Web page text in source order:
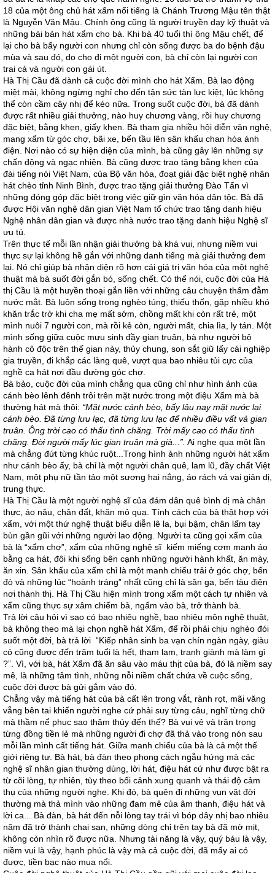
18 của một ông chủ hát xẩm nổi tiếng là Chánh Trương Mậu tên thật
là Nguyễn Văn Mậu. Chính ông cũng là người truyền dạy kỹ thuật và
những bài bản hát xẩm cho bà. Khi bà 40 tuổi thì ông Mậu chết, để
lại cho bà bẩy người con nhưng chỉ còn sống được ba do bệnh đậu
mùa và sau đó, do cho đi một người con, bà chỉ còn lại người con
trai cả và người con gái út.
Hà Thị Cầu đã dành cả cuộc đời mình cho hát Xẩm. Bà lao động
miệt mài, không ngừng nghỉ cho đến tận sức tàn lực kiệt, lúc không
thể còn cầm cây nhị để kéo nữa. Trong suốt cuộc đời, bà đã dành
được rất nhiều giải thưởng, nào huy chương vàng, rồi huy chương
đặc biệt, bằng khen, giấy khen. Bà tham gia nhiều hội diễn văn nghệ,
mang xẩm từ góc chợ, bãi xe, bến tầu lên sân khấu chan hòa ánh
điện. Nơi nào có sự hiện diện của mình, bà cũng gây lên những sự
chấn động và ngạc nhiên. Bà cũng được trao tặng bằng khen của
đài tiếng nói Việt Nam, của Bộ văn hóa, đoạt giải đặc biệt nghệ nhân
hát chèo tỉnh Ninh Bình, được trao tặng giải thưởng Đào Tấn vì
những đóng góp đặc biệt trong việc giữ gìn văn hóa dân tộc. Bà đã
được Hội văn nghệ dân gian Việt Nam tổ chức trao tặng danh hiệu
Nghệ nhân dân gian và được nhà nước trao tặng danh hiệu Nghệ sĩ
ưu tú.
Trên thực tế mỗi lần nhận giải thưởng bà khá vui, nhưng niềm vui
thực sự lại không hề gắn với những danh tiếng mà giải thưởng đem
lại. Nó chỉ giúp bà nhận diện rõ hơn cái giá trị văn hóa của một nghệ
thuật mà bà suốt đời gắn bó, sống chết. Có thể nói, cuộc đời của Hà
thị Cầu là một huyền thoại gắn liền với những câu chuyện thấm đẫm
nước mắt. Bà luôn sống trong nghèo túng, thiếu thốn, gặp nhiều khó
khăn trắc trở khi cha mẹ mất sớm, chồng mất khi còn rất trẻ, một
mình nuôi 7 người con, mà rồi kẻ còn, người mất, chia lìa, ly tán. Một
mình sống giữa cuộc mưu sinh đầy gian truân, bà như người bộ
hành cô độc trên thế gian này, thủy chung, son sắt giữ lấy cái nghiệp
gia truyền, đi khắp các làng quê, vượt qua bao nhiêu tủi cực của
nghề ca hát nơi đầu đường góc chợ.
Bà bảo, cuộc đời của mình chẳng qua cũng chỉ như hình ảnh của
cánh bèo lênh đênh trôi trên mặt nước trong một điệu Xẩm mà bà
thường hát mà thôi: “Mặt nước cánh bèo, bấy lâu nay mặt nước lại
cánh bèo. Đã từng lưu lạc, đã từng lưu lạc để nhiều điều vất vả gian
truân. Ông trời cao có thấu tình chăng. Trời mấy cao có thấu tình
chăng. Đời người mấy lúc gian truân mà già...”. Ai nghe qua một lần
mà chẳng đứt từng khúc ruột...Trong hình ảnh những người hát xẩm
như cánh bèo ấy, bà chỉ là một người chân quê, lam lũ, đầy chất Việt
Nam, một phụ nữ tần tảo một sương hai nắng, áo rách vá vai giản dị,
trung thực.
Hà Thị Cầu là một người nghệ sĩ của đám dân quê bình dị mà chân
thực, áo nâu, chân đất, khăn mỏ quạ. Tính cách của bà thật hợp với
xẩm, với một thứ nghệ thuật biểu diễn lê la, bụi bậm, chân lấm tay
bùn gần gũi với những người lao động. Người ta cũng gọi xẩm của
bà là “xẩm chợ”, xẩm của những nghệ sĩ kiếm miếng cơm manh áo
bằng ca hát, đôi khi sống bên cạnh những người hành khất, ăn mày,
ăn xin. Sân khấu của xẩm chỉ là một manh chiếu trải ở góc chợ, bến
đò và những lúc “hoành tráng” nhất cũng chỉ là sân ga, bến tàu điện
nơi thành thị. Hà Thị Cầu hiện mình trong xẩm một cách tự nhiên và
xẩm cũng thực sự xâm chiếm bà, ngấm vào bà, trở thành bà.
Trả lời câu hỏi vì sao có bao nhiêu nghề, bao nhiêu môn nghệ thuật,
bà không theo mà lại chọn nghề hát Xẩm, để rồi phải chịu nghèo đói
suốt một đời, bà trả lời “Kiếp nhân sinh ba vạn chín ngàn ngày, giàu
có cũng được đến trăm tuổi là hết, tham lam, tranh giành mà làm gì
?”. Vì, với bà, hát Xẩm đã ăn sâu vào máu thịt của bà, đó là niềm say
mê, là những tâm tình, những nỗi niềm chất chứa về cuộc sống,
cuộc đời được bà gửi gắm vào đó.
Chẳng vậy mà tiếng hát của bà cất lên trong vắt, rành rọt, mãi văng
vẳng bên tai khiến người nghe cứ phải suy từng câu, nghĩ từng chữ
mà thầm nể phục sao thâm thúy đến thế? Bà vui vẻ và trân trọng
từng đồng tiền lẻ mà những người đi chợ đã thả vào trong nón sau
mỗi lần mình cất tiếng hát. Giữa manh chiếu của bà là cả một thế
giới riêng tư. Bà hát, bà đàn theo phong cách ngẫu hứng mà các
nghệ sĩ nhân gian thường dùng, lời hát, điệu hát cứ như được bật ra
từ cõi lòng, tự nhiên, tùy theo bối cảnh xung quanh và thái độ cảm
thụ của những người nghe. Khi đó, bà quên đi những vụn vặt đời
thường mà thả mình vào những đam mê của âm thanh, điệu hát và
lời ca... Bà đàn, bà hát đến nỗi lòng tay trái vì bóp dây nhị bao nhiêu
năm đã trở thành chai sạn, những dòng chỉ trên tay bà đã mờ mịt,
không còn nhìn rõ được nữa. Nhưng tài năng là vậy, quý báu là vậy,
niềm vui là vậy, hạnh phúc là vậy mà cả cuộc đời, đã mấy ai có
được, tiền bạc nào mua nổi.